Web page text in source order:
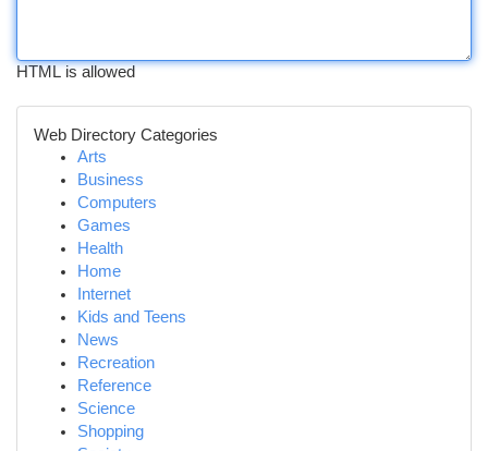
HTML is allowed
Web Directory Categories
Arts
Business
Computers
Games
Health
Home
Internet
Kids and Teens
News
Recreation
Reference
Science
Shopping